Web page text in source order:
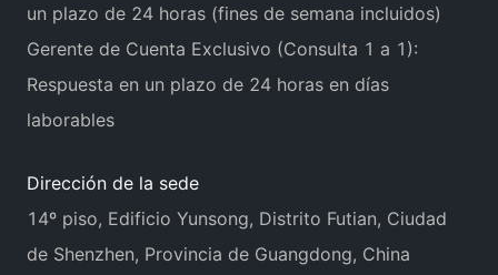
un plazo de 24 horas (fines de semana incluidos)
Gerente de Cuenta Exclusivo (Consulta 1 a 1):
Respuesta en un plazo de 24 horas en días
laborables
Dirección de la sede
14º piso, Edificio Yunsong, Distrito Futian, Ciudad
de Shenzhen, Provincia de Guangdong, China